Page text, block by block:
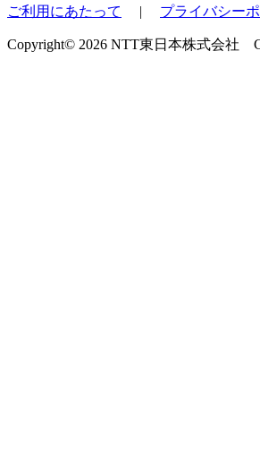
ご利用にあたって | プライバシー
Copyright© 2026 NTT東日本株式会社